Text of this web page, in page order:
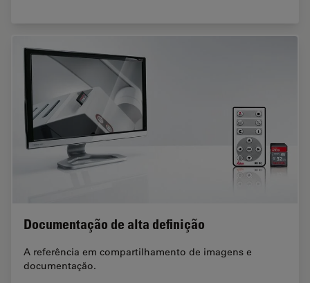
Documentação de alta definição
A referência em compartilhamento de imagens e
documentação.